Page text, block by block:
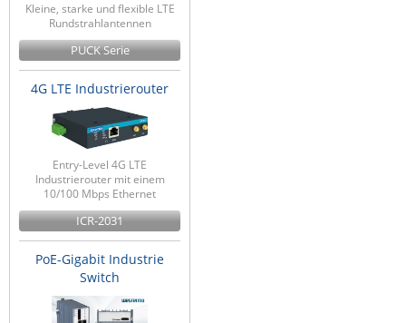
Kleine, starke und flexible LTE
Rundstrahlantennen
PUCK Serie
4G LTE Industrierouter
Entry-Level 4G LTE
Industrierouter mit einem
10/100 Mbps Ethernet
ICR-2031
PoE-Gigabit Industrie
Switch